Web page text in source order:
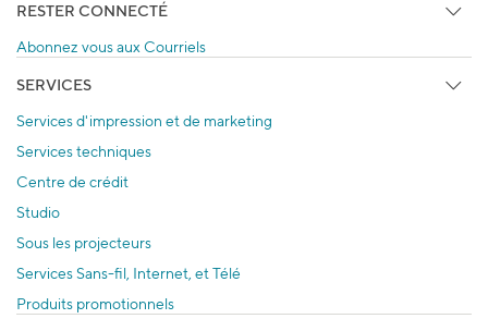
RESTER CONNECTÉ
Abonnez vous aux Courriels
SERVICES
Services d'impression et de marketing
Services techniques
Centre de crédit
Studio
Sous les projecteurs
Services Sans-fil, Internet, et Télé
Produits promotionnels